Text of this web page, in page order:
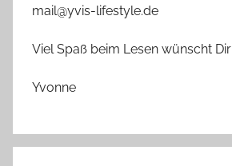
mail@yvis-lifestyle.de
Viel Spaß beim Lesen wünscht Dir
Yvonne